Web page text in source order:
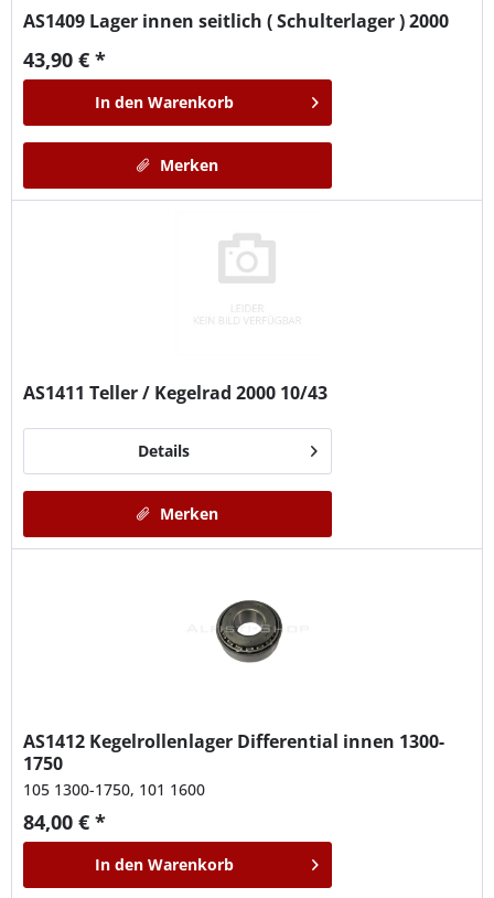
AS1409 Lager innen seitlich ( Schulterlager ) 2000
43,90 € *
In den Warenkorb
Merken
AS1411Teller / Kegelrad 2000 10/43
Details
Merken
AS1412 Kegelrollenlager Differential innen 1300-
1750
105 1300-1750, 101 1600
84,00 € *
In den Warenkorb